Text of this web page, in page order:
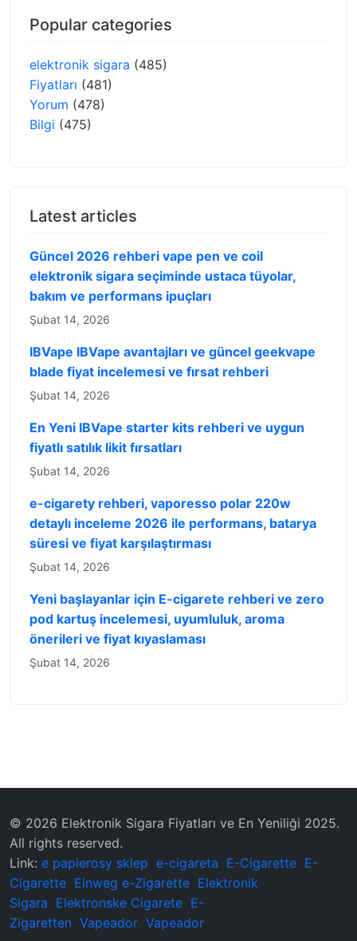
Popular categories
elektronik sigara (485)
Fiyatları (481)
Yorum (478)
Bilgi (475)
Latest articles
Güncel 2026 rehberi vape pen ve coil
elektronik sigara seçiminde ustaca tüyolar,
bakım ve performans ipuçları
Şubat 14, 2026
IBVape IBVape avantajları ve güncel geekvape
blade fiyat incelemesi ve fırsat rehberi
Şubat 14, 2026
En Yeni IBVape starter kits rehberi ve uygun
fiyatlı satılık likit fırsatları
Şubat 14, 2026
e-cigarety rehberi, vaporesso polar 220w
detaylı inceleme 2026 ile performans, batarya
süresi ve fiyat karşılaştırması
Şubat 14, 2026
Yeni başlayanlar için E-cigarete rehberi ve zero
pod kartuş incelemesi, uyumluluk, aroma
önerileri ve fiyat kıyaslaması
Şubat 14, 2026
© 2026 Elektronik Sigara Fiyatları ve En Yeniliği 2025.
All rights reserved.
Link: e papierosy sklep e-cigareta E-Cigarette E-
Cigarette Einweg e-Zigarette Elektronik
Sigara Elektronske Cigarete E-
Zigaretten Vapeador Vapeador